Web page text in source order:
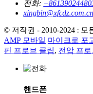
전화:
xingbin@xfcdz.com.cn
© 저작권 - 2010-2024 : 모
AMP 모바일 마이크로 포
핀 프로브 클립, 전압 프
핸드폰